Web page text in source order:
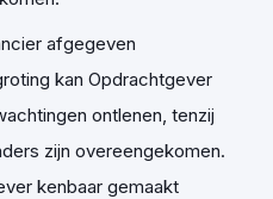
afgegeven
kan Opdrachtgever
ontlenen, tenzij
zijn overeengekomen.
kenbaar gemaakt